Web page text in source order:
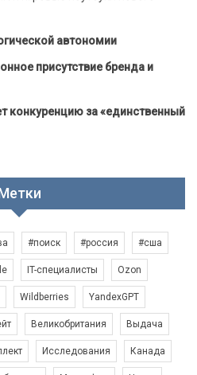
автономии
присутствие бренда и
конкуренцию за «единственный
#поиск #россия #сша
IT-специалисты Ozon
Wildberries YandexGPT
Великобритания Выдача
Исследования Канада